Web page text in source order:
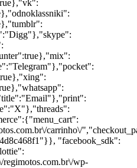
carrinho\/
"facebook_sdk":
wp-